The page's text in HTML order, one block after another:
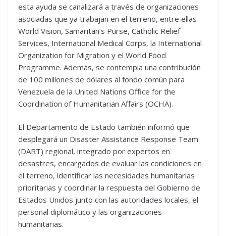
esta ayuda se canalizará a través de organizaciones
asociadas que ya trabajan en el terreno, entre ellas
World Vision, Samaritan’s Purse, Catholic Relief
Services, International Medical Corps, la International
Organization for Migration y el World Food
Programme. Además, se contempla una contribución
de 100 millones de dólares al fondo común para
Venezuela de la United Nations Office for the
Coordination of Humanitarian Affairs (OCHA).
El Departamento de Estado también informó que
desplegará un Disaster Assistance Response Team
(DART) regional, integrado por expertos en
desastres, encargados de evaluar las condiciones en
el terreno, identificar las necesidades humanitarias
prioritarias y coordinar la respuesta del Gobierno de
Estados Unidos junto con las autoridades locales, el
personal diplomático y las organizaciones
humanitarias.